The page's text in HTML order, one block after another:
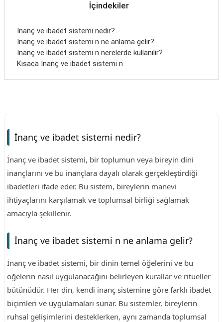
İçindekiler
İnanç ve ibadet sistemi nedir?
İnanç ve ibadet sistemi n ne anlama gelir?
İnanç ve ibadet sistemi n nerelerde kullanılır?
Kısaca İnanç ve ibadet sistemi n
İnanç ve ibadet sistemi nedir?
İnanç ve ibadet sistemi, bir toplumun veya bireyin dini
inançlarını ve bu inançlara dayalı olarak gerçekleştirdiği
ibadetleri ifade eder. Bu sistem, bireylerin manevi
ihtiyaçlarını karşılamak ve toplumsal birliği sağlamak
amacıyla şekillenir.
İnanç ve ibadet sistemi n ne anlama gelir?
İnanç ve ibadet sistemi, bir dinin temel öğelerini ve bu
öğelerin nasıl uygulanacağını belirleyen kurallar ve ritüeller
bütünüdür. Her din, kendi inanç sistemine göre farklı ibadet
biçimleri ve uygulamaları sunar. Bu sistemler, bireylerin
ruhsal gelişimlerini desteklerken, aynı zamanda toplumsal